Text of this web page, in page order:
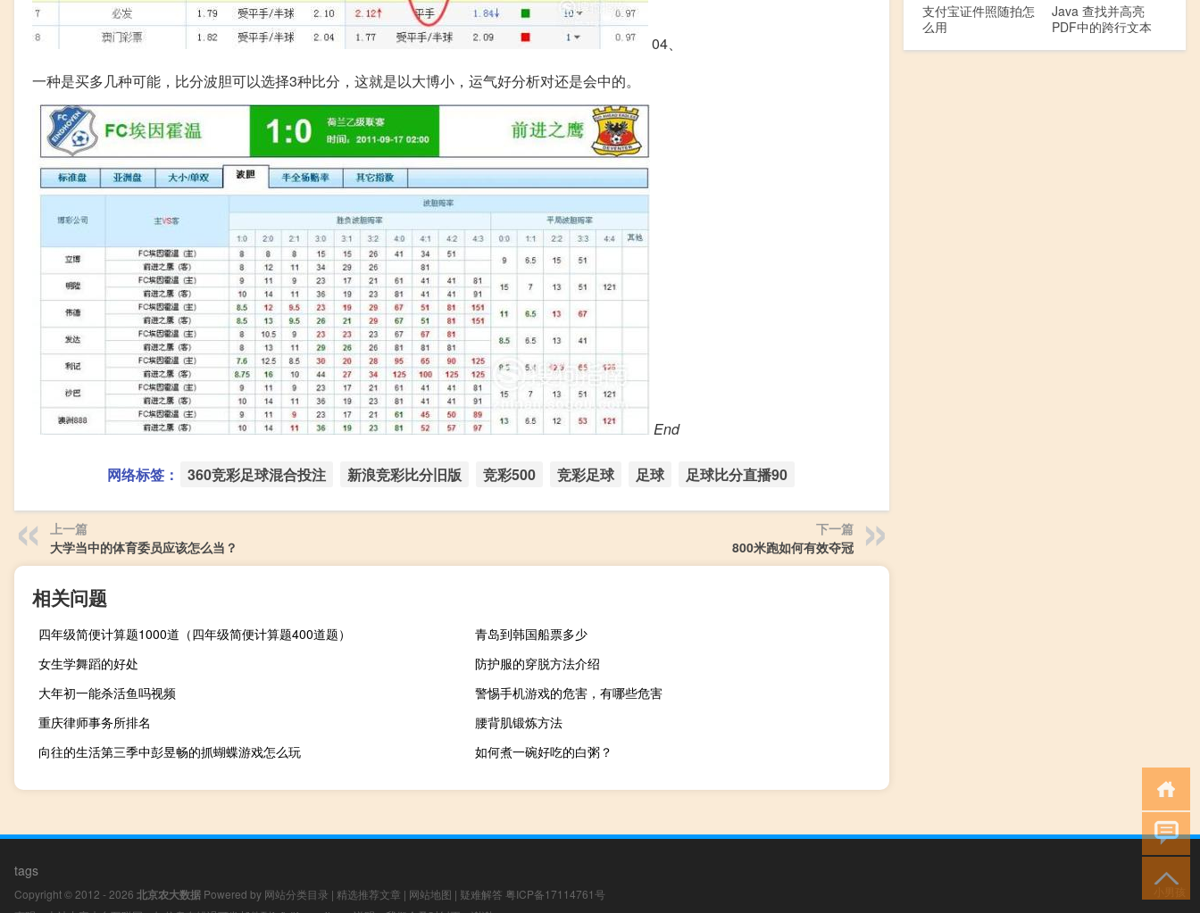
04、
一种是买多几种可能，比分波胆可以选择3种比分，这就是以大博小，运气好分析对还是会中的。
End
网络标签： 360竞彩足球混合投注 新浪竞彩比分旧版 竞彩500 竞彩足球 足球 足球比分直播90
上一篇
大学当中的体育委员应该怎么当？
下一篇
800米跑如何有效夺冠
相关问题
四年级简便计算题1000道（四年级简便计算题400道题）
青岛到韩国船票多少
女生学舞蹈的好处
防护服的穿脱方法介绍
大年初一能杀活鱼吗视频
警惕手机游戏的危害，有哪些危害
重庆律师事务所排名
腰背肌锻炼方法
向往的生活第三季中彭昱畅的抓蝴蝶游戏怎么玩
如何煮一碗好吃的白粥？
支付宝证件照随拍怎
么用
Java 查找并高亮
PDF中的跨行文本
tags
Copyright © 2012 - 2026 北京农大数据 Powered by 网站分类目录 | 精选推荐文章 | 网站地图 | 疑难解答 粤ICP备17114761号